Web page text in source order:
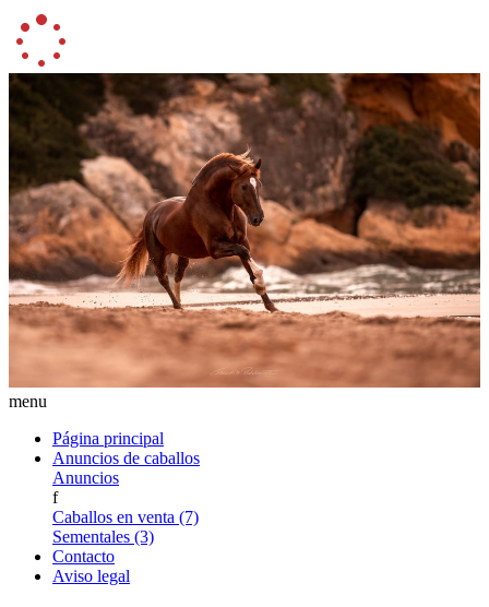
menu
Página principal
Anuncios de caballos
Anuncios
f
Caballos en venta (7)
Sementales (3)
Contacto
Aviso legal